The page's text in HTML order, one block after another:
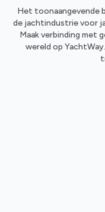
Het toonaangevende
de jachtindustrie voor
Maak verbinding met
wereld op